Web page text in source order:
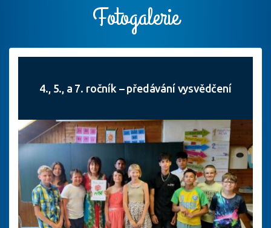
Fotogalerie
4., 5., a 7. ročník – předávání vysvědčení